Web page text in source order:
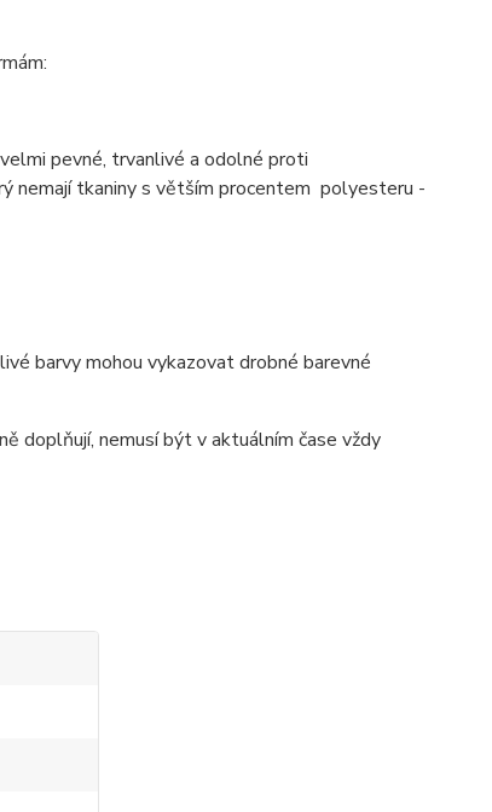
pevné, trvanlivé a odolné proti
nemají tkaniny s větším procentem polyesteru -
barvy mohou vykazovat drobné barevné
doplňují, nemusí být v aktuálním čase vždy